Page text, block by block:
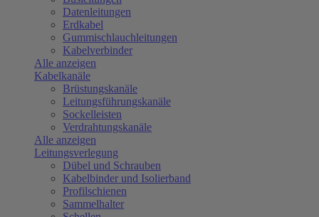
Datenleitungen
Erdkabel
Gummischlauchleitungen
Kabelverbinder
Alle anzeigen
Kabelkanäle
Brüstungskanäle
Leitungsführungskanäle
Sockelleisten
Verdrahtungskanäle
Alle anzeigen
Leitungsverlegung
Dübel und Schrauben
Kabelbinder und Isolierband
Profilschienen
Sammelhalter